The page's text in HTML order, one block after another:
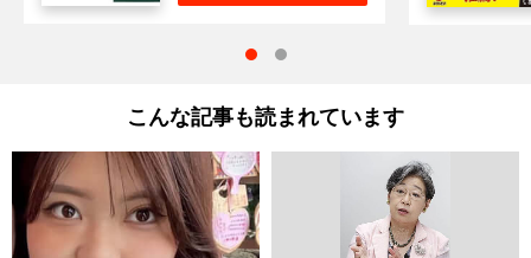
こんな記事も読まれています